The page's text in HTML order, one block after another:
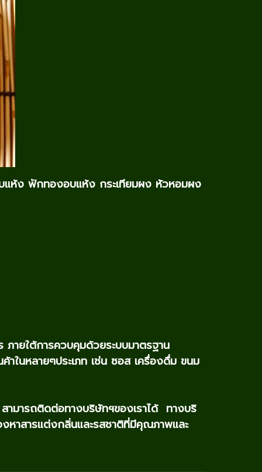
แห้ง ฟักทองอบแห้ง กระเทียมผง หัวหอมผง
ายใต้การควบคุมด้วยระบบมาตรฐาน
นหลายๆประเภท เช่น ซอส เครื่องดื่ม ขนม
ามารถติดต่อทางบริษัทฯของเราได้ ทางบริ
หาสารแต่งกลิ่นและรสชาติที่มีคุณภาพและ